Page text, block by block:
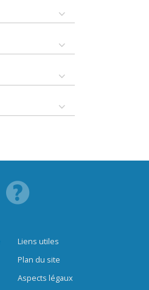
Liens utiles
Plan du site
Aspects légaux